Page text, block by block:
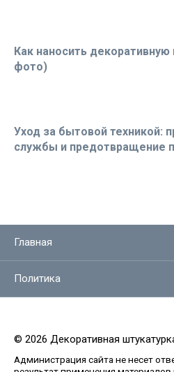
Как наносить
фото)
Уход за бытовой техникой:
службы и предотвращение
Главная
Политика
© 2026 Декоративная
Администрация сайта не несет